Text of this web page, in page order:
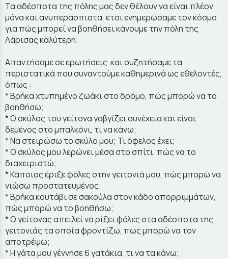
Τα αδέσποτα της πόλης μας δεν θέλουν να είναι πλέον
μόνα και ανυπεράσπιστα, ετσι ενημερώσαμε τον κόσμο
για πώς μπορεί να βοηθήσει κάνουμε την πόλη της
Λάρισας καλύτερη.
Απαντήσαμε σε ερωτήσεις και συζητήσαμε τα
περιστατικά που συναντούμε καθημερινά ως εθελοντές,
όπως :
* Βρήκα χτυπημένο ζωάκι στο δρόμο, πώς μπορώ να το
βοηθήσω;
* Ο σκύλος του γείτονα γαβγίζει συνέχεια και είναι
δεμένος στο μπαλκόνι, τι να κάνω;
* Να στειρώσω το σκύλο μου; Τι όφελος έχει;
* Ο σκύλος μου λερώνει μέσα στο σπίτι, πώς να το
διαχειριστώ;
* Κάποιος έριξε φόλες στην γειτονιά μου, πώς μπορώ να
νιώσω προστατευμένος;
* Βρήκα κουτάβι σε σακούλα στον κάδο απορριμμάτων,
πώς μπορώ να το βοηθήσω;
* Ο γείτονας απειλεί να ρίξει φόλες στα αδέσποτα της
γειτονιάς τα οποία φροντίζω, πως μπορώ να τον
αποτρέψω;
* Η γάτα μου γέννησε 6 γατάκια, τι να τα κάνω;